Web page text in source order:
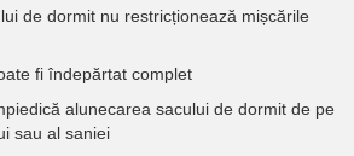
de dormit nu restricționează mișcările
fi îndepărtat complet
alunecarea sacului de dormit de pe
sau al saniei